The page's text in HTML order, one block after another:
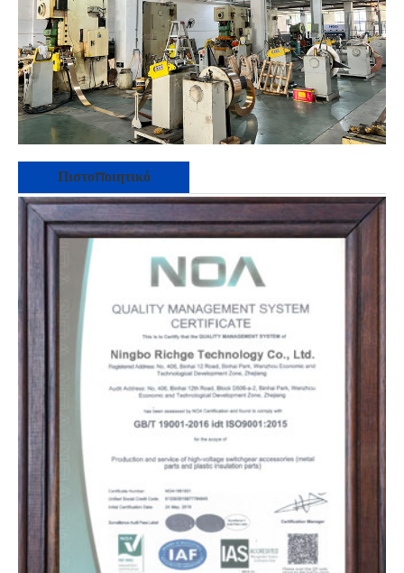
Πιστοποιητικό